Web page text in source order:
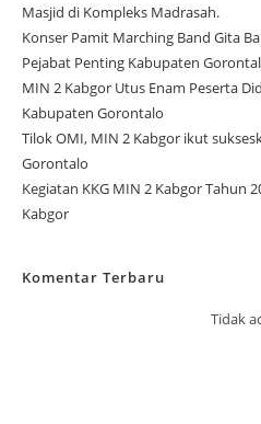
Masjid di Kompleks Madrasah.
Konser Pamit Marching Band Gita
Pejabat Penting Kabupaten
MIN 2 Kabgor Utus Enam Peserta
Kabupaten Gorontalo
Tilok OMI, MIN 2 Kabgor ikut
Gorontalo
Kegiatan KKG MIN 2 Kabgor Tahun
Kabgor
Komentar Terbaru
Tidak